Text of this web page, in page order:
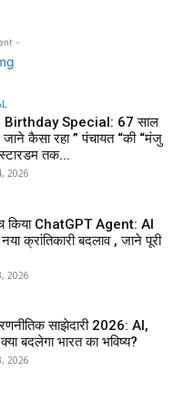
-
Special: 67 साल
जाने कैसा रहा ” पंचायत “की “मंजु
तक...
2026
किया ChatGPT Agent: AI
क्रांतिकारी बदलाव , जाने पूरी
2026
साझेदारी 2026: AI,
बदलेगा भारत का भविष्य?
2026